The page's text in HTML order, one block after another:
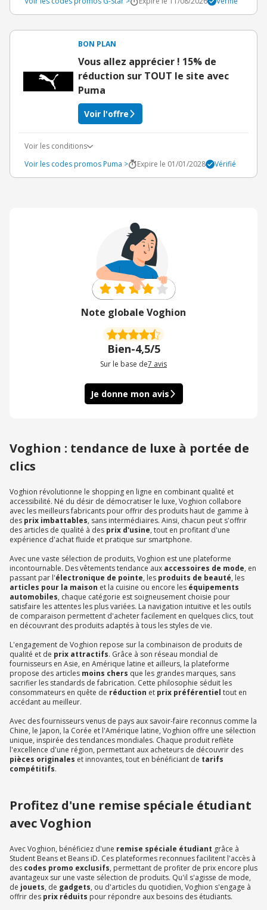
BON PLAN
Vous allez apprécier ! 15% de
réduction sur TOUT le site avec
Puma
Voir l'offre
Voir les conditions
Voir les codes promos Puma >
Expire le 01/01/2028 Vérifié
Note globale Voghion
Bien-4,5/5
Sur le base de7 avis
Je donne mon avis
Voghion : tendance de luxe à portée de
clics
Voghion révolutionne le shopping en ligne en combinant qualité et
accessibilité. Né du désir de démocratiser le luxe, Voghion collabore
avec les meilleurs fabricants pour offrir des produits haut de gamme à
des prix imbattables, sans intermédiaires. Ainsi, chacun peut s'offrir
des articles de qualité à des prix d'usine, tout en profitant d'une
expérience d'achat fluide et pratique sur smartphone.
Avec une vaste sélection de produits, Voghion est une plateforme
incontournable. Des vêtements tendance aux accessoires de mode, en
passant par l'électronique de pointe, les produits de beauté, les
articles pour la maison et la cuisine ou encore les équipements
automobiles, chaque catégorie est soigneusement choisie pour
satisfaire les attentes les plus variées. La navigation intuitive et les outils
de comparaison permettent d'acheter facilement en quelques clics, tout
en découvrant des produits adaptés à tous les styles de vie.
L'engagement de Voghion repose sur la combinaison de produits de
qualité et de prix attractifs. Grâce à son réseau mondial de
fournisseurs en Asie, en Amérique latine et ailleurs, la plateforme
propose des articles moins chers que les grandes marques, sans
sacrifier les standards de fabrication. Cette philosophie séduit les
consommateurs en quête de réduction et prix préférentiel tout en
accédant au meilleur.
Avec des fournisseurs venus de pays aux savoir-faire reconnus comme la
Chine, le Japon, la Corée et l'Amérique latine, Voghion offre une sélection
unique, inspirée des tendances mondiales. Chaque produit reflète
l'excellence d'une région, permettant aux acheteurs de découvrir des
pièces originales et innovantes, tout en bénéficiant de tarifs
compétitifs.
Profitez d'une remise spéciale étudiant
avec Voghion
Avec Voghion, bénéficiez d'une remise spéciale étudiant grâce à
Student Beans et Beans iD. Ces plateformes reconnues facilitent l'accès à
des codes promo exclusifs, permettant de profiter de prix encore plus
avantageux sur une vaste sélection de produits. Qu'il s'agisse de mode,
de jouets, de gadgets, ou d'articles du quotidien, Voghion s'engage à
offrir des prix réduits pour répondre aux besoins des étudiants.